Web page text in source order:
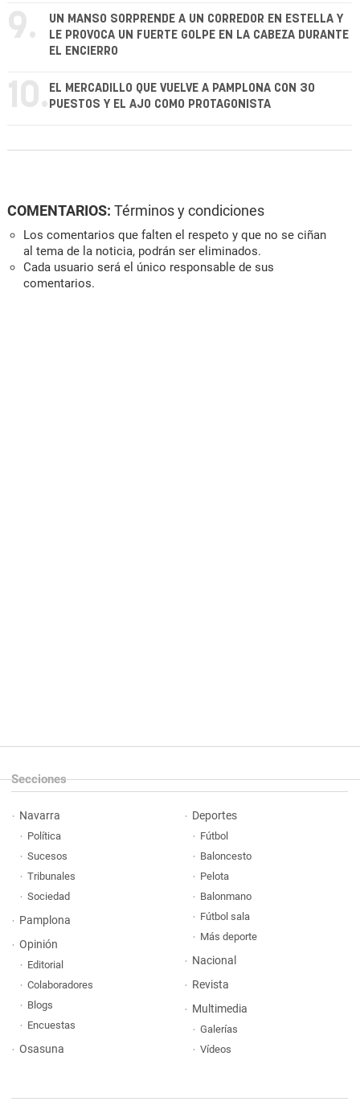
9.
UN MANSO SORPRENDE A UN CORREDOR EN ESTELLA Y
LE PROVOCA UN FUERTE GOLPE EN LA CABEZA DURANTE
EL ENCIERRO
10. EL MERCADILLO QUE VUELVE A PAMPLONA CON 30
PUESTOS Y EL AJO COMO PROTAGONISTA
COMENTARIOS: Términos y condiciones
Los comentarios que falten el respeto y que no se ciñan
al tema de la noticia, podrán ser eliminados.
Cada usuario será el único responsable de sus
comentarios.
Secciones
Navarra
Política
Sucesos
Tribunales
Sociedad
Pamplona
Opinión
Editorial
Colaboradores
Blogs
Encuestas
Osasuna
Deportes
Fútbol
Baloncesto
Pelota
Balonmano
Fútbol sala
Más deporte
Nacional
Revista
Multimedia
Galerías
Vídeos